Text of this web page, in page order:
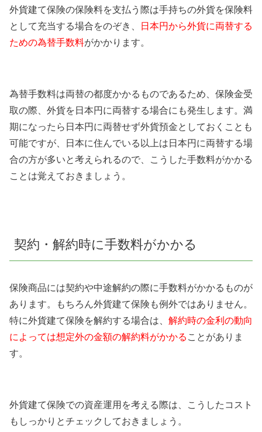
外貨建て保険の保険料を支払う際は手持ちの外貨を保険料
として充当する場合をのぞき、
日本円から外貨に両替する
ための為替手数料がかかります。
為替手数料は両替の都度かかるものであるため、保険金受
取の際、外貨を日本円に両替する場合にも発生します。満
期になったら日本円に両替せず外貨預金としておくことも
可能ですが、日本に住んでいる以上は日本円に両替する場
合の方が多いと考えられるので、こうした手数料がかかる
ことは覚えておきましょう。
契約・解約時に手数料がかかる
保険商品には契約や中途解約の際に手数料がかかるものが
あります。もちろん外貨建て保険も例外ではありません。
特に外貨建て保険を解約する場合は、 解約時の金利の動向
によっては想定外の金額の解約料がかかる ことがありま
す。
外貨建て保険での資産運用を考える際は、こうしたコスト
もしっかりとチェックしておきましょう。